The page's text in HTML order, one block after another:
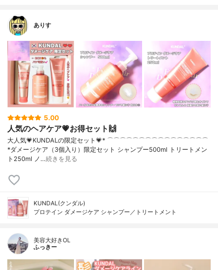
ありす
5.00
人気のヘアケア💗お得セット🙌
大人気💗KUNDALの限定セット💗* ⌒⌒⌒⌒⌒⌒⌒⌒⌒⌒⌒⌒⌒⌒⌒⌒
*ダメージケア（3個入り）限定セット シャンプー500ml トリートメン
ト250ml ノ…続きを見る
KUNDAL(クンダル)
プロテイン ダメージケア シャンプー／トリートメント
美容大好きOL
ふっきー